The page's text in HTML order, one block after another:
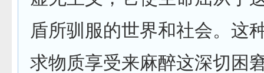
盾所驯服的世界和社会。这
求物质享受来麻醉这深切困